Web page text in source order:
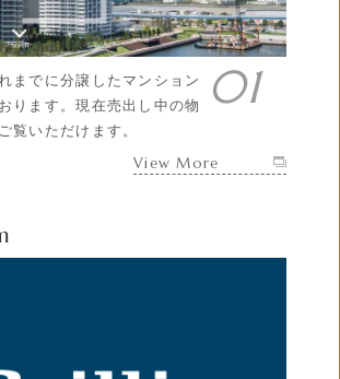
までに分譲したマンション
ります。現在売出し中の物
覧いただけます。
View More